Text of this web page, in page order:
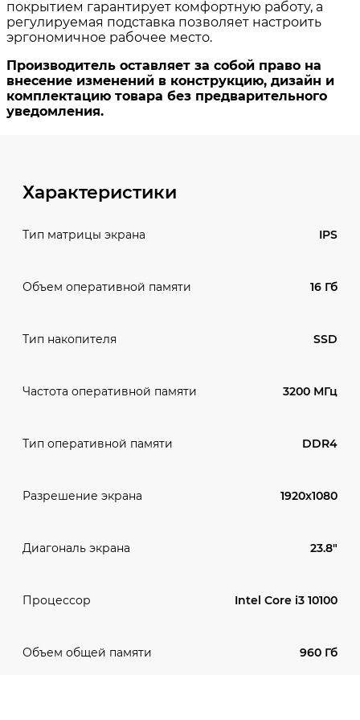
Характеристики
Тип матрицы экрана IPS
Объем оперативной памяти 16 Гб
Тип накопителя SSD
Частота оперативной памяти 3200 МГц
Тип оперативной памяти DDR4
Разрешение экрана 1920x1080
Диагональ экрана 23.8"
Процессор Intel Core i3 10100
Объем общей памяти 960 Гб